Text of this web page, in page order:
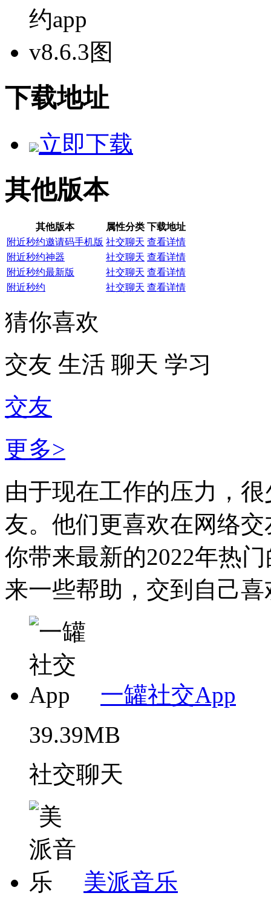
下载地址
立即下载
其他版本
其他版本 属性分类 下载地址
附近秒约邀请码手机版 社交聊天 查看详情
附近秒约神器
社交聊天 查看详情
附近秒约最新版
社交聊天 查看详情
附近秒约
社交聊天 查看详情
猜你喜欢
交友 生活 聊天 学习
交友
更多>
由于现在工作的压力，
友。他们更喜欢在网络
你带来最新的2022年热
来一些帮助，交到自己
一罐社交App
39.39MB
社交聊天
美派音乐